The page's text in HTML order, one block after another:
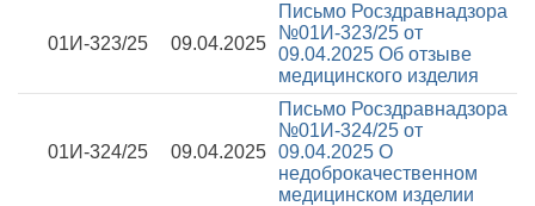
01И-323/25 09.04.2025
Письмо Росздравнадзора
№01И-323/25 от
09.04.2025 Об отзыве
медицинского изделия
01И-324/25 09.04.2025
Письмо Росздравнадзора
№01И-324/25 от
09.04.2025 О
недоброкачественном
медицинском изделии